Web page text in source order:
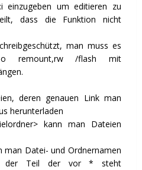
einzugeben um editieren zu
dass die Funktion nicht
man muss es
remount,rw /flash mit
deren genauen Link man
herunterladen
kann man Dateien
man Datei- und Ordnernamen
der Teil der vor * steht